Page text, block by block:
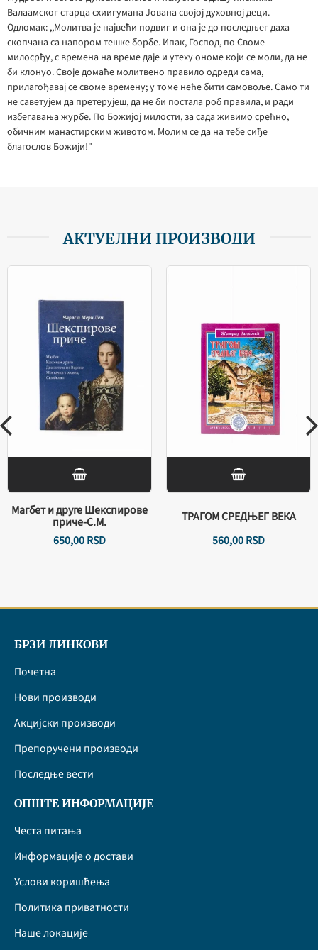
Валаамског старца схиигумана Јована својој духовној деци.
Одломак: ,,Молитва је највећи подвиг и она је до последњег даха
скопчана са напором тешке борбе. Ипак, Господ, по Своме
милосрђу, с времена на време даје и утеху ономе који се моли, да не
би клонуо. Своје домаће молитвено правило одреди сама,
прилагођавај се своме времену; у томе неће бити самовоље. Само ти
не саветујем да претерујеш, да не би постала роб правила, и ради
избегавања журбе. По Божијој милости, за сада живимо срећно,
обичним манастирским животом. Молим се да на тебе сиђе
благослов Божији!"
АКТУЕЛНИ ПРОИЗВОДИ
Магбет и друге Шекспирове
приче-С.М.
650,00RSD
ТРАГОМ СРЕДЊЕГ ВЕКА
560,00RSD
БРЗИ ЛИНКОВИ
Почетна
Нови производи
Акцијски производи
Препоручени производи
Последње вести
ОПШТЕ ИНФОРМАЦИЈЕ
Честа питања
Информације о достави
Услови коришћења
Политика приватности
Наше локације